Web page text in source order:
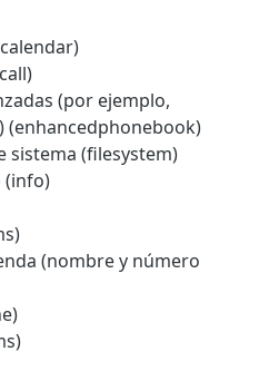
(por ejemplo,
sistema (filesystem)
(info)
(nombre y número